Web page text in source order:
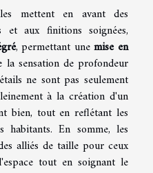
mettent en avant des
et aux finitions soignées,
, permettant unemise en
sensation de profondeur
ne sont pas seulement
à la création d'un
bien, tout en reflétant les
En somme, les
alliés de taille pour ceux
tout en soignant le